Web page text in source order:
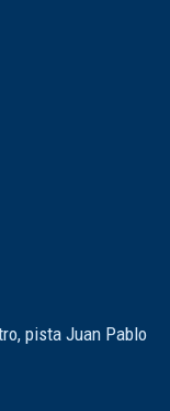
pista Juan Pablo